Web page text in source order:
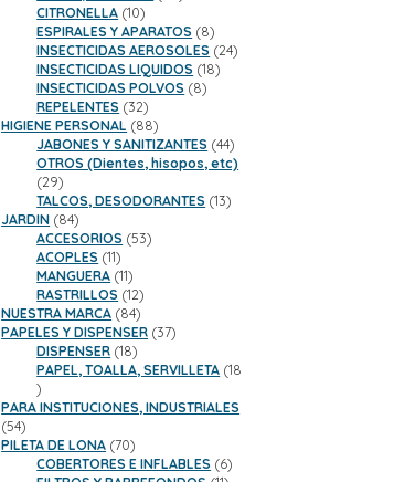
CITRONELLA 1010
productos
ESPIRALES Y APARATOS 88
productos
INSECTICIDAS AEROSOLES 2424
INSECTICIDAS LIQUIDOS 1818
INSECTICIDAS POLVOS 88
REPELENTES 3232
productos
HIGIENE PERSONAL 8888
productos
JABONES Y SANITIZANTES 4444
productos
OTROS (Dientes, hisopos, etc)
2929
productos
TALCOS, DESODORANTES 1313
JARDIN 8484
productos
ACCESORIOS 5353
ACOPLES 1111
productos
MANGUERA 1111
productos
RASTRILLOS 1212
productos
NUESTRA MARCA 8484
productos
PAPELES Y DISPENSER 3737
DISPENSER 1818
productos
PAPEL, TOALLA, SERVILLETA 18
18
productos
PARA INSTITUCIONES, INDUSTRIALES
5454
productos
PILETA DE LONA 7070
productos
COBERTORES E INFLABLES 66